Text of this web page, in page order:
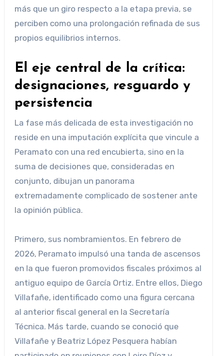
más que un giro respecto a la etapa previa, se
perciben como una prolongación refinada de sus
propios equilibrios internos.
El eje central de la crítica:
designaciones, resguardo y
persistencia
La fase más delicada de esta investigación no
reside en una imputación explícita que vincule a
Peramato con una red encubierta, sino en la
suma de decisiones que, consideradas en
conjunto, dibujan un panorama
extremadamente complicado de sostener ante
la opinión pública.
Primero, sus nombramientos. En febrero de
2026, Peramato impulsó una tanda de ascensos
en la que fueron promovidos fiscales próximos al
antiguo equipo de García Ortiz. Entre ellos, Diego
Villafañe, identificado como una figura cercana
al anterior fiscal general en la Secretaría
Técnica. Más tarde, cuando se conoció que
Villafañe y Beatriz López Pesquera habían